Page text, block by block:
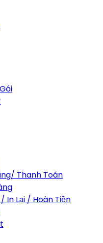
Thanh Toán
In Lại / Hoàn Tiền